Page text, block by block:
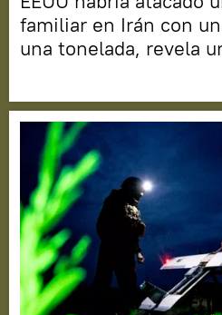
familiar en Irán con
una tonelada, revela